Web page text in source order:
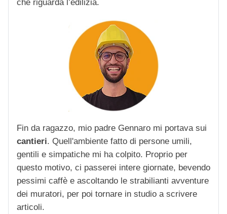
che riguarda l’edilizia.
Fin da ragazzo, mio padre Gennaro mi portava sui
cantieri. Quell'ambiente fatto di persone umili,
gentili e simpatiche mi ha colpito. Proprio per
questo motivo, ci passerei intere giornate, bevendo
pessimi caffè e ascoltando le strabilianti avventure
dei muratori, per poi tornare in studio a scrivere
articoli.